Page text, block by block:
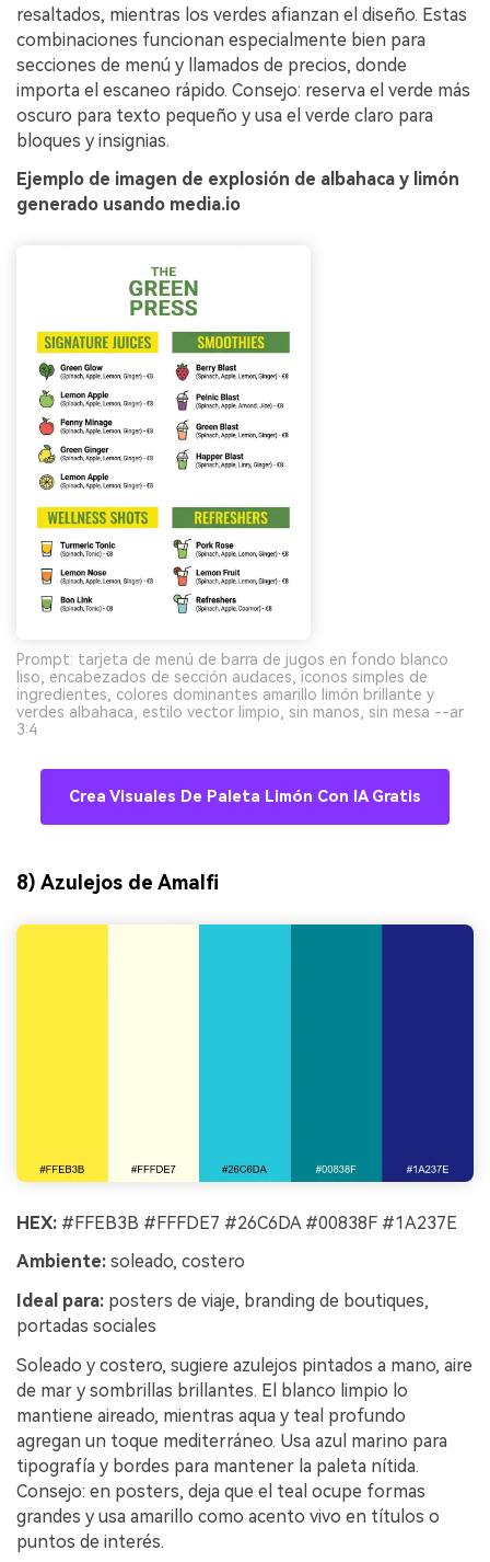
resaltados, mientras los verdes afianzan el diseño. Estas
combinaciones funcionan especialmente bien para
secciones de menú y llamados de precios, donde
importa el escaneo rápido. Consejo: reserva el verde más
oscuro para texto pequeño y usa el verde claro para
bloques y insignias.
Ejemplo de imagen de explosión de albahaca y limón
generado usando media.io
Prompt: tarjeta de menú de barra de jugos en fondo blanco
liso, encabezados de sección audaces, iconos simples de
ingredientes, colores dominantes amarillo limón brillante y
verdes albahaca, estilo vector limpio, sin manos, sin mesa --ar
3:4
Crea Visuales De Paleta Limón Con IA Gratis
8) Azulejos de Amalfi
HEX: #FFEB3B #FFFDE7 #26C6DA #00838F #1A237E
Ambiente: soleado, costero
Ideal para: posters de viaje, branding de boutiques,
portadas sociales
Soleado y costero, sugiere azulejos pintados a mano, aire
de mar y sombrillas brillantes. El blanco limpio lo
mantiene aireado, mientras aqua y teal profundo
agregan un toque mediterráneo. Usa azul marino para
tipografía y bordes para mantener la paleta nítida.
Consejo: en posters, deja que el teal ocupe formas
grandes y usa amarillo como acento vivo en títulos o
puntos de interés.